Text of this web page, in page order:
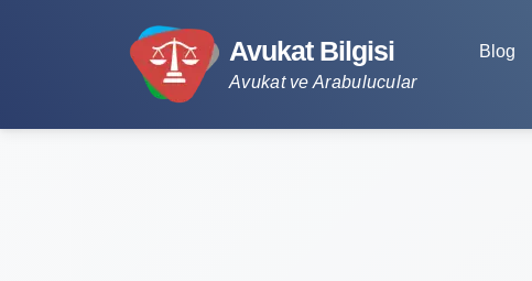
Avukat Bilgisi
Avukat ve Arabulucular
Blog